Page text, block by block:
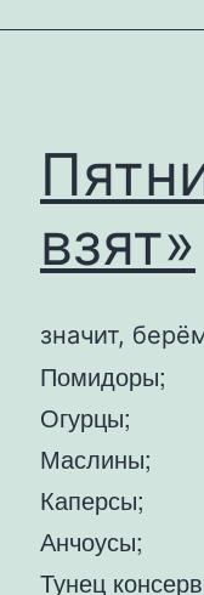
взят»
значит,
Помидоры;
Огурцы;
Маслины;
Каперсы;
Анчоусы;
Тунец